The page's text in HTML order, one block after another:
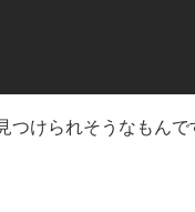
つけられそうなもん